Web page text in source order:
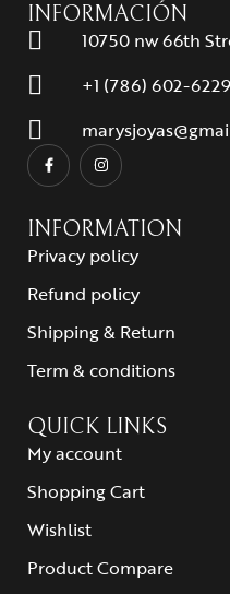
INFORMACIÓN
10750 nw 66th
+1 (786) 602-6229
INFORMATION
Privacy policy
Refund policy
Shipping & Return
Term & conditions
QUICK LINKS
My account
Shopping Cart
Wishlist
Product Compare